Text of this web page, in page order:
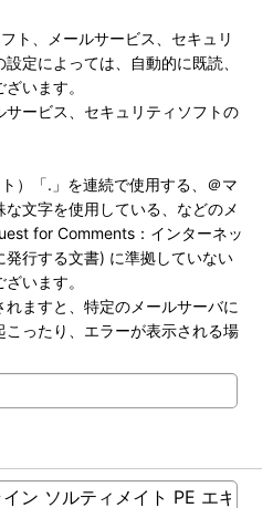
ト、メールサービス、セキュリ
定によっては、自動的に既読、
います。
サービス、セキュリティソフトの
）「.」を連続で使用する、＠マ
文字を使用している、などのメ
for Comments：インターネッ
発行する文書) に準拠していない
います。
ますと、特定のメールサーバに
ったり、エラーが表示される場